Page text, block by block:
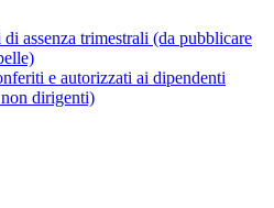
di assenza trimestrali (da pubblicare
e autorizzati ai dipendenti
dirigenti)